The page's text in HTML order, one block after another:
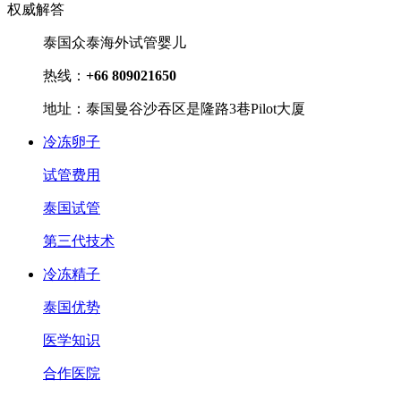
权威解答
泰国众泰海外试管婴儿
热线： +66 809021650
地址：泰国曼谷沙吞区是隆路3巷Pilot大厦
冷冻卵子
试管费用
泰国试管
第三代技术
冷冻精子
泰国优势
医学知识
合作医院